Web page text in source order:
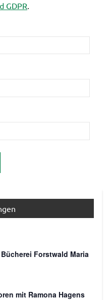
GDPR
Forstwald Maria
mit Ramona Hagens